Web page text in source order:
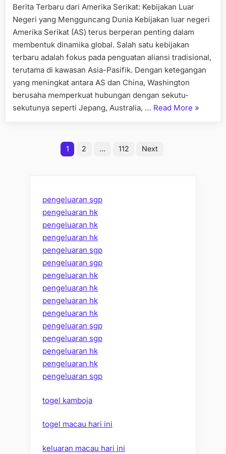
Berita Terbaru dari Amerika Serikat: Kebijakan Luar
Negeri yang Mengguncang Dunia Kebijakan luar negeri
Amerika Serikat (AS) terus berperan penting dalam
membentuk dinamika global. Salah satu kebijakan
terbaru adalah fokus pada penguatan aliansi tradisional,
terutama di kawasan Asia-Pasifik. Dengan ketegangan
yang meningkat antara AS dan China, Washington
berusaha memperkuat hubungan dengan sekutu-
sekutunya seperti Jepang, Australia, … Read More “Berita
»
1 2 … 112 Next
pengeluaran sgp
pengeluaran hk
pengeluaran hk
pengeluaran hk
pengeluaran sgp
pengeluaran sgp
pengeluaran hk
pengeluaran hk
pengeluaran hk
pengeluaran hk
pengeluaran sgp
pengeluaran sgp
pengeluaran hk
pengeluaran hk
pengeluaran sgp
togel kamboja
togel macau hari ini
keluaran macau hari ini